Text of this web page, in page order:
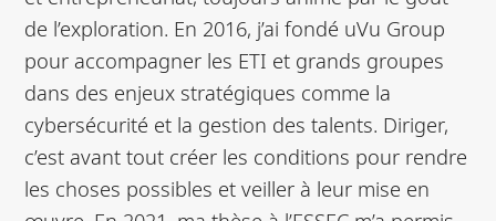
de l’exploration. En 2016, j’ai fondé uVu Group
pour accompagner les ETI et grands groupes
dans des enjeux stratégiques comme la
cybersécurité et la gestion des talents. Diriger,
c’est avant tout créer les conditions pour rendre
les choses possibles et veiller à leur mise en